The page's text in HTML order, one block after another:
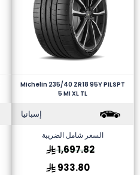
Michelin 235/40 ZR18 95Y PILSPT
5 MI XL TL
إسبانيا
السعر شامل الضريبة
1,697.82
933.80